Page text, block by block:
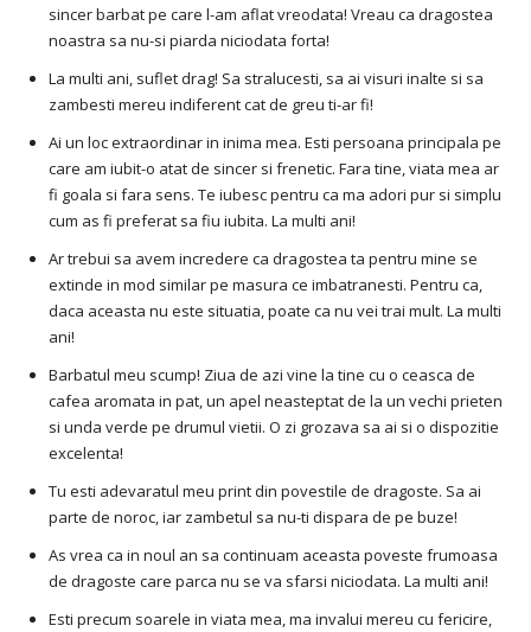
sincer barbat pe care l-am aflat vreodata! Vreau ca dragostea
noastra sa nu-si piarda niciodata forta!
La multi ani, suflet drag! Sa stralucesti, sa ai visuri inalte si sa
zambesti mereu indiferent cat de greu ti-ar fi!
Ai un loc extraordinar in inima mea. Esti persoana principala pe
care am iubit-o atat de sincer si frenetic. Fara tine, viata mea ar
fi goala si fara sens. Te iubesc pentru ca ma adori pur si simplu
cum as fi preferat sa fiu iubita. La multi ani!
Ar trebui sa avem incredere ca dragostea ta pentru mine se
extinde in mod similar pe masura ce imbatranesti. Pentru ca,
daca aceasta nu este situatia, poate ca nu vei trai mult. La multi
ani!
Barbatul meu scump! Ziua de azi vine la tine cu o ceasca de
cafea aromata in pat, un apel neasteptat de la un vechi prieten
si unda verde pe drumul vietii. O zi grozava sa ai si o dispozitie
excelenta!
Tu esti adevaratul meu print din povestile de dragoste. Sa ai
parte de noroc, iar zambetul sa nu-ti dispara de pe buze!
As vrea ca in noul an sa continuam aceasta poveste frumoasa
de dragoste care parca nu se va sfarsi niciodata. La multi ani!
Esti precum soarele in viata mea, ma invalui mereu cu fericire,